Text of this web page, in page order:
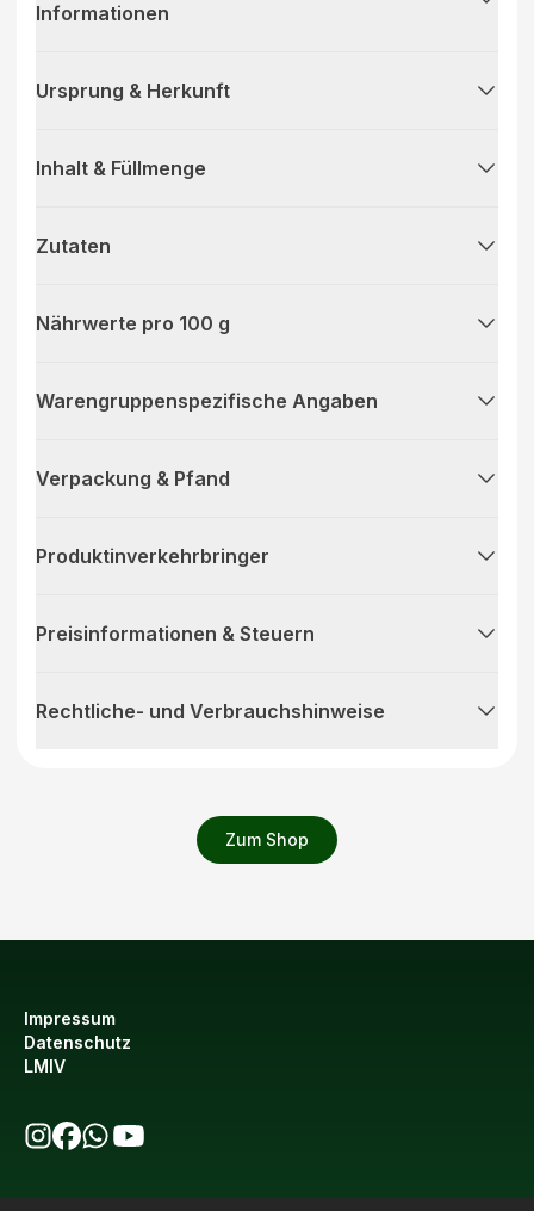
Zum Shop
Informationen
Ursprung & Herkunft
Inhalt & Füllmenge
Zutaten
Nährwerte pro 100 g
Warengruppenspezifische Angaben
Verpackung & Pfand
Produktinverkehrbringer
Preisinformationen & Steuern
Rechtliche- und Verbrauchshinweise
Impressum
Datenschutz
LMIV